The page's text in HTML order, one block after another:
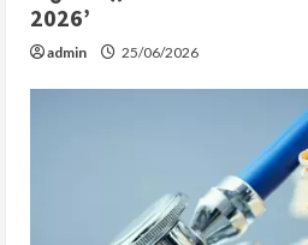
2026’
admin 25/06/2026